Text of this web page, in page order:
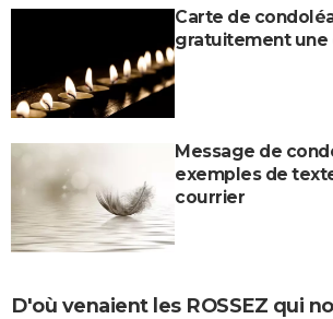
Carte de
gratuitement une
Message de
exemples de
courrier
D'où venaient les ROSSEZ qui